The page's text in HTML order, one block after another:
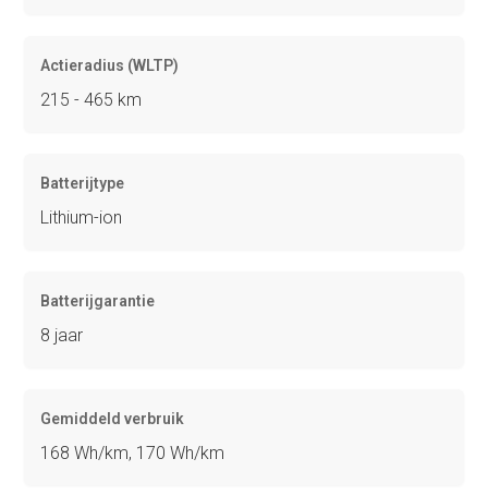
Actieradius (WLTP)
215 - 465 km
Batterijtype
Lithium-ion
Batterijgarantie
8 jaar
Gemiddeld verbruik
168 Wh/km, 170 Wh/km